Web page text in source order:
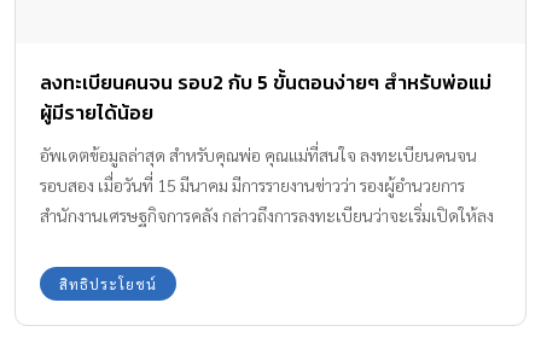
ลงทะเบียนคนจน รอบ2 กับ 5 ขั้นตอนง่ายๆ สำหรับพ่อแม่
ผู้มีรายได้น้อย
อัพเดตข้อมูลล่าสุด สำหรับคุณพ่อ คุณแม่ที่สนใจ ลงทะเบียนคนจน
รอบสอง เมื่อวันที่ 15 มีนาคม มีการรายงานข่าวว่า รองผู้อำนวยการ
สำนักงานเศรษฐกิจการคลัง กล่าวถึงการลงทะเบียนว่าจะเริ่มเปิดให้ลง
สิทธิประโยชน์